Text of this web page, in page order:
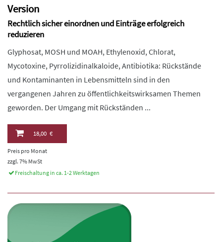
Version
Rechtlich sicher einordnen und Einträge erfolgreich
reduzieren
Glyphosat, MOSH und MOAH, Ethylenoxid, Chlorat,
Mycotoxine, Pyrrolizidinalkaloide, Antibiotika: Rückstände
und Kontaminanten in Lebensmitteln sind in den
vergangenen Jahren zu öffentlichkeitswirksamen Themen
geworden. Der Umgang mit Rückständen ...
18,00 €
Preis pro Monat
zzgl. 7% MwSt
Freischaltung in ca. 1-2 Werktagen